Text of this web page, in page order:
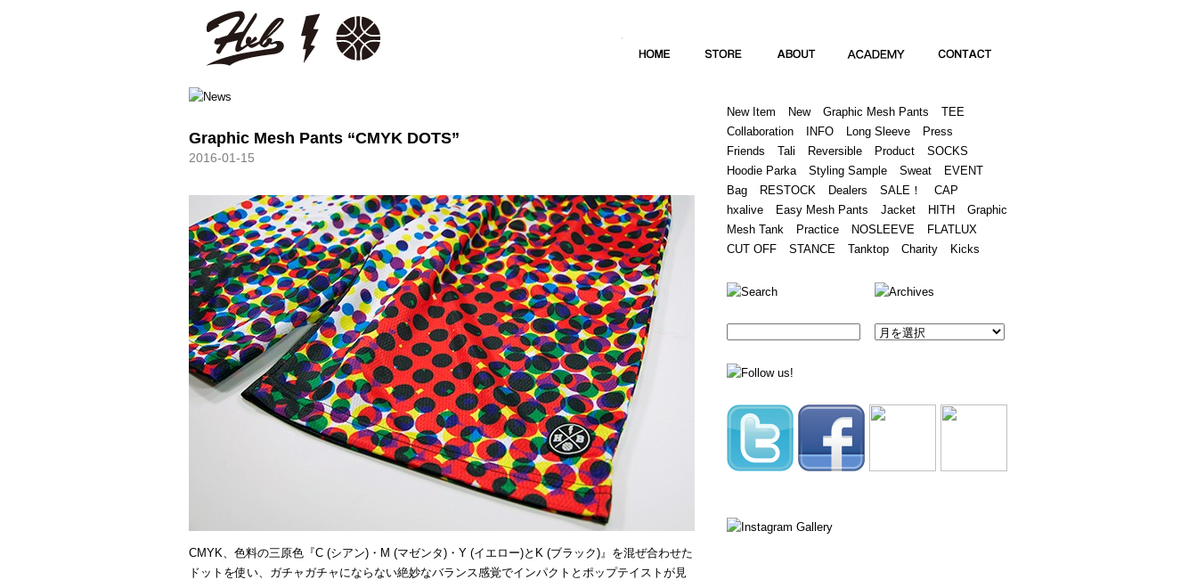
Graphic Mesh Pants “CMYK DOTS”
2016-01-15
CMYK、色料の三原色『C (シアン)・M (マゼンタ)・Y (イエロー)とK (ブラック)』を混ぜ合わせた
ドットを使い、ガチャガチャにならない絶妙なバランス感覚でインパクトとポップテイストが見
New Item New Graphic Mesh Pants
TEE
Collaboration
INFO Long Sleeve
Press
Friends
Tali Reversible Product
SOCKS
Hoodie Parka
Styling Sample Sweat
EVENT
Bag
RESTOCK Dealers SALE！
CAP
hxalive
Easy Mesh Pants Jacket HITH
Graphic
Mesh Tank
Practice NOSLEEVE
FLATLUX
CUT OFF
STANCE Tanktop Charity Kicks